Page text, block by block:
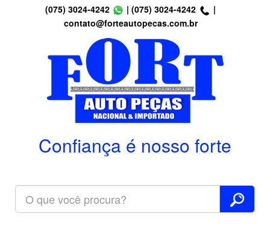
(075) 3024-4242 | (075) 3024-4242
|
contato@forteautopecas.com.br
Confiança é nosso forte